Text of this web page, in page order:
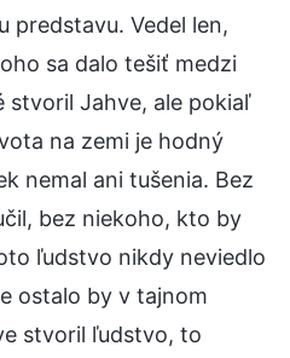
predstavu. Vedel len,
sa dalo tešiť medzi
Jahve, ale pokiaľ
na zemi je hodný
nemal ani tušenia. Bez
bez niekoho, kto by
ľudstvo nikdy neviedlo
ostalo by v tajnom
stvoril ľudstvo, to